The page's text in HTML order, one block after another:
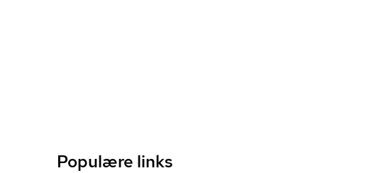
Populære links